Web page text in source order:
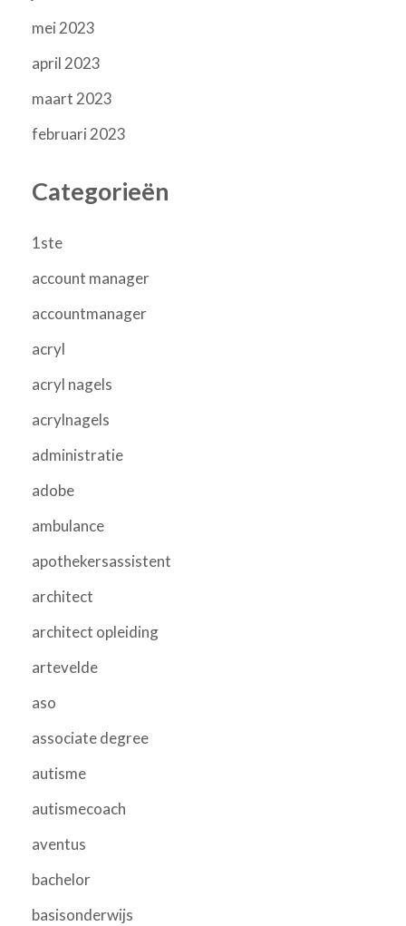
mei 2023
april 2023
maart 2023
februari 2023
Categorieën
1ste
account manager
accountmanager
acryl
acryl nagels
acrylnagels
administratie
adobe
ambulance
apothekersassistent
architect
architect opleiding
artevelde
aso
associate degree
autisme
autismecoach
aventus
bachelor
basisonderwijs